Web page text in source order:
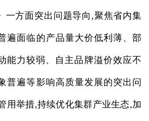
方面突出问题导向,聚焦省内集
遍面临的产品量大价低利薄、部
能力较弱、自主品牌溢价效应不
普遍等影响高质量发展的突出问
用举措,持续优化集群产业生态,加